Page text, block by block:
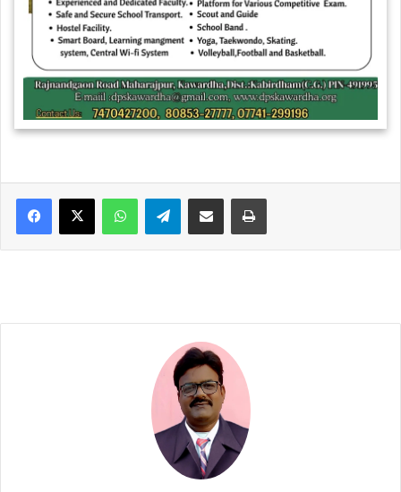
WhatsAppTelegramShare via Email Print